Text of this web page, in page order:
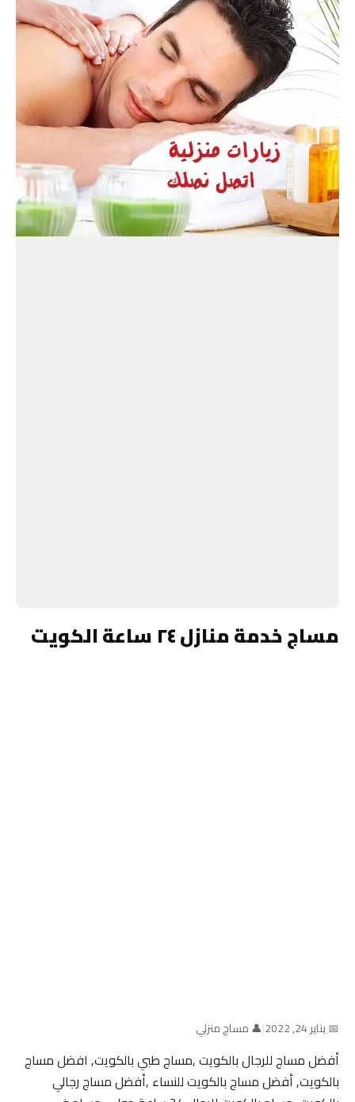
مساج خدمة منازل ٢٤ ساعة الكويت
📅 يناير 24, 2022 |👤 مساج منزلي
أفضل مساج للرجال بالكويت ,مساج طبي بالكويت, افضل مساج
بالكويت, أفضل مساج بالكويت للنساء ,أفضل مساج رجالي